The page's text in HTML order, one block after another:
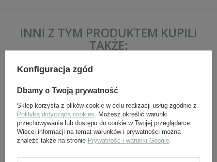
INNI Z TYM PRODUKTEM KUPILI
TAKŻE:
wczesna wersja, BeVo -
wersja późna, BeVo -
Konfiguracja zgód
Dbamy o Twoją prywatność
Sklep korzysta z plików cookie w celu realizacji usług zgodnie z
Polityką dotyczącą cookies. Możesz określić warunki
przechowywania lub dostępu do cookie w Twojej przeglądarce.
Więcej informacji na temat warunków i prywatności można
znaleźć także na stronie Prywatność i warunki Google.